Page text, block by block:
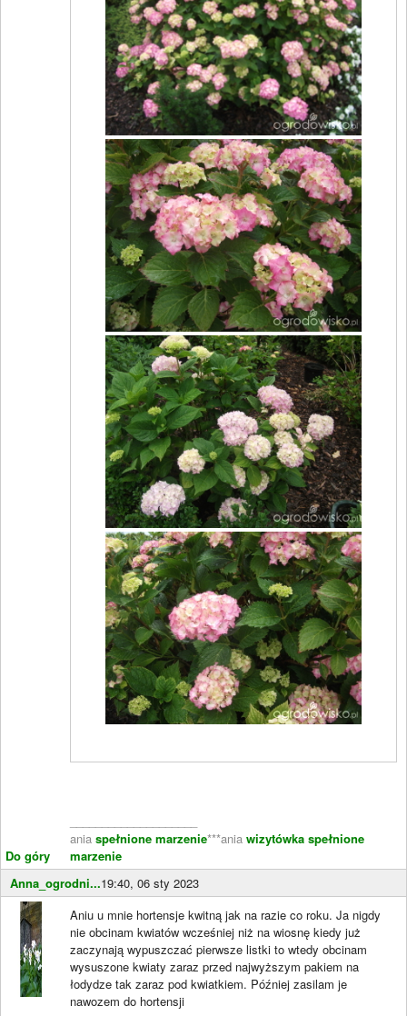
Do góry
ania spełnione marzenie***ania wizytówka spełnione
marzenie
Anna_ogrodni...19:40, 06 sty 2023
Aniu u mnie hortensje kwitną jak na razie co roku. Ja nigdy
nie obcinam kwiatów wcześniej niż na wiosnę kiedy już
zaczynają wypuszczać pierwsze listki to wtedy obcinam
wysuszone kwiaty zaraz przed najwyższym pakiem na
łodydze tak zaraz pod kwiatkiem. Później zasilam je
nawozem do hortensji